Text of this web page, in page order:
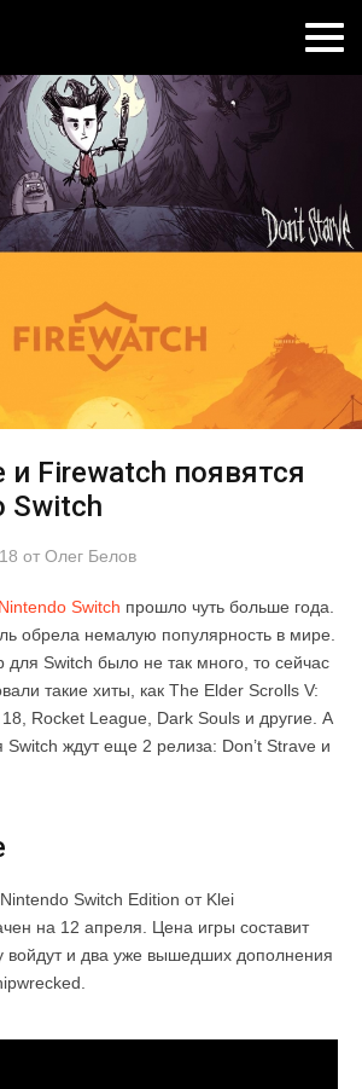
и Firewatch появятся
Switch
от Олег Белов
Nintendo Switch прошло чуть больше года.
обрела немалую популярность в мире.
для Switch было не так много, то сейчас
такие хиты, как The Elder Scrolls V:
Rocket League, Dark Souls и другие. А
ждут еще 2 релиза: Don’t Strave и
Switch Edition от Klei
на 12 апреля. Цена игры составит
войдут и два уже вышедших дополнения